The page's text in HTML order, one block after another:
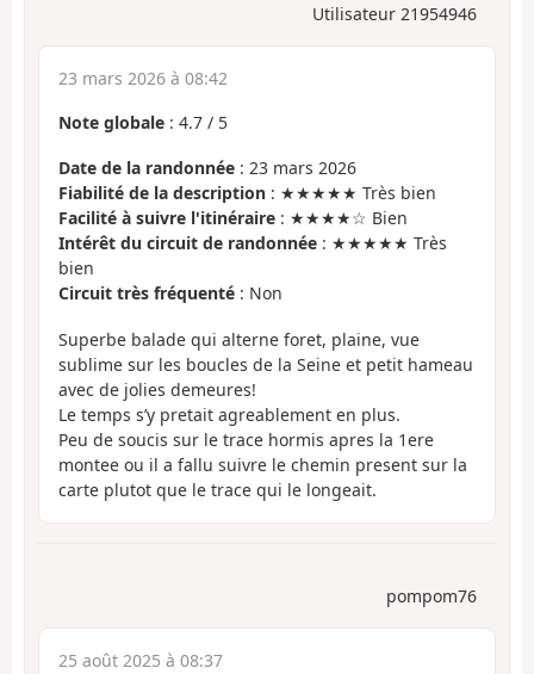
Utilisateur 21954946
23 mars 2026 à 08:42
Note globale : 4.7 / 5
Date de la randonnée : 23 mars 2026
Fiabilité de la description : ★★★★★ Très bien
Facilité à suivre l'itinéraire : ★★★★☆ Bien
Intérêt du circuit de randonnée : ★★★★★ Très
bien
Circuit très fréquenté : Non
Superbe balade qui alterne foret, plaine, vue
sublime sur les boucles de la Seine et petit hameau
avec de jolies demeures!
Le temps s’y pretait agreablement en plus.
Peu de soucis sur le trace hormis apres la 1ere
montee ou il a fallu suivre le chemin present sur la
carte plutot que le trace qui le longeait.
pompom76
25 août 2025 à 08:37